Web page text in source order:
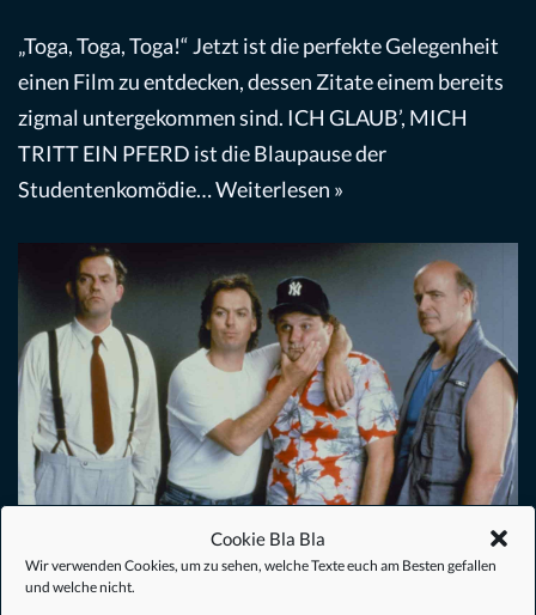
Cookie Bla Bla
Wir verwenden Cookies, um zu sehen, welche Texte euch am Besten gefallen
und welche nicht.
„Toga, Toga, Toga!“ Jetzt ist die perfekte Gelegenheit
einen Film zu entdecken, dessen Zitate einem bereits
zigmal untergekommen sind. ICH GLAUB’, MICH
TRITT EIN PFERD ist die Blaupause der
Studentenkomödie…Weiterlesen »
Das Traum-Team (1989) – Filmkritik